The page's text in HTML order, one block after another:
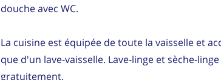
douche avec WC.
La cuisine est équipée de toute la vaisselle et
que d'un lave-vaisselle. Lave-linge et sèche-
gratuitement.